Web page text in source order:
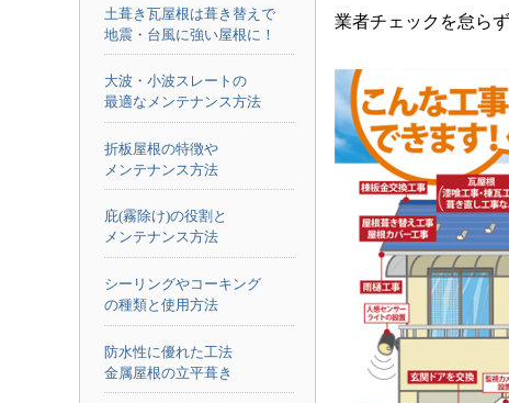
土葺き瓦屋根は葺き替えで
地震・台風に強い屋根に！
大波・小波スレートの
最適なメンテナンス方法
折板屋根の特徴や
メンテナンス方法
庇(霧除け)の役割と
メンテナンス方法
シーリングやコーキング
の種類と使用方法
防水性に優れた工法
金属屋根の立平葺き
業者チェックを怠ら